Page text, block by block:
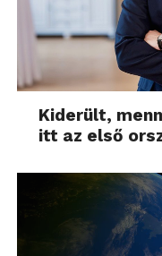
Kiderült,
itt az első